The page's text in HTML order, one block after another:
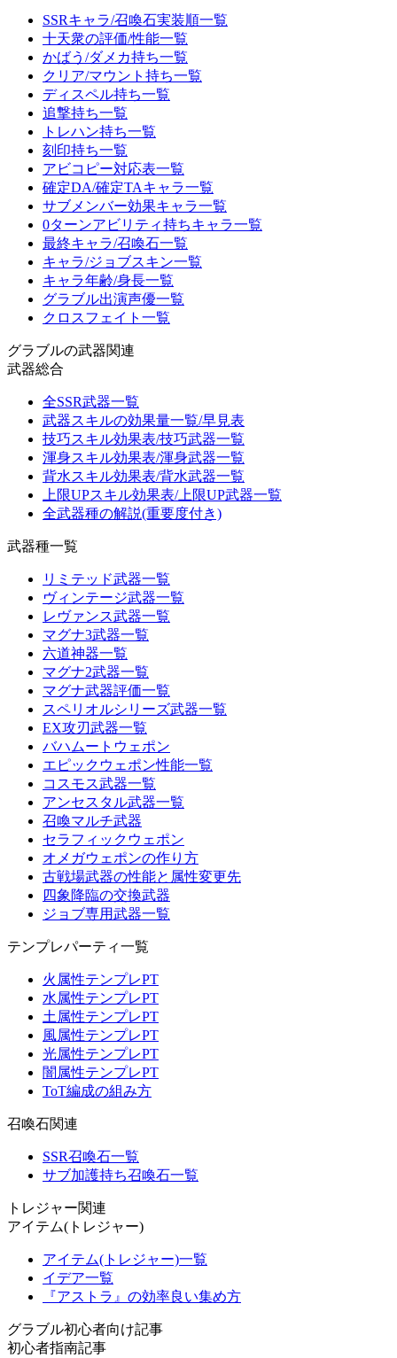
SSRキャラ/召喚石実装順一覧
十天衆の評価/性能一覧
かばう/ダメカ持ち一覧
クリア/マウント持ち一覧
ディスペル持ち一覧
追撃持ち一覧
トレハン持ち一覧
刻印持ち一覧
アビコピー対応表一覧
確定DA/確定TAキャラ一覧
サブメンバー効果キャラ一覧
0ターンアビリティ持ちキャラ一覧
最終キャラ/召喚石一覧
キャラ/ジョブスキン一覧
キャラ年齢/身長一覧
グラブル出演声優一覧
クロスフェイト一覧
グラブルの武器関連
武器総合
全SSR武器一覧
武器スキルの効果量一覧/早見表
技巧スキル効果表/技巧武器一覧
渾身スキル効果表/渾身武器一覧
背水スキル効果表/背水武器一覧
上限UPスキル効果表/上限UP武器一覧
全武器種の解説(重要度付き)
武器種一覧
リミテッド武器一覧
ヴィンテージ武器一覧
レヴァンス武器一覧
マグナ3武器一覧
六道神器一覧
マグナ2武器一覧
マグナ武器評価一覧
スペリオルシリーズ武器一覧
EX攻刃武器一覧
バハムートウェポン
エピックウェポン性能一覧
コスモス武器一覧
アンセスタル武器一覧
召喚マルチ武器
セラフィックウェポン
オメガウェポンの作り方
古戦場武器の性能と属性変更先
四象降臨の交換武器
ジョブ専用武器一覧
テンプレパーティ一覧
火属性テンプレPT
水属性テンプレPT
土属性テンプレPT
風属性テンプレPT
光属性テンプレPT
闇属性テンプレPT
ToT編成の組み方
召喚石関連
SSR召喚石一覧
サブ加護持ち召喚石一覧
トレジャー関連
アイテム(トレジャー)
アイテム(トレジャー)一覧
イデア一覧
『アストラ』の効率良い集め方
グラブル初心者向け記事
初心者指南記事